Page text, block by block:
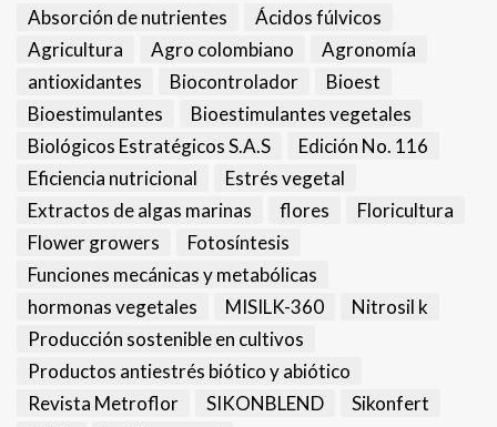
Absorción de nutrientes
Ácidos fúlvicos
Agricultura
Agro colombiano
Agronomía
antioxidantes
Biocontrolador
Bioest
Bioestimulantes
Bioestimulantes vegetales
Biológicos Estratégicos S.A.S
Edición No. 116
Eficiencia nutricional
Estrés vegetal
Extractos de algas marinas
flores
Floricultura
Flower growers
Fotosíntesis
Funciones mecánicas y metabólicas
hormonas vegetales
MISILK-360
Nitrosil k
Producción sostenible en cultivos
Productos antiestrés biótico y abiótico
Revista Metroflor
SIKONBLEND
Sikonfert